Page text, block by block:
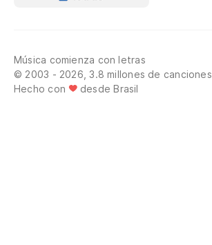
Música comienza con letras
© 2003 - 2026, 3.8 millones de canciones
Hecho con
desde Brasil